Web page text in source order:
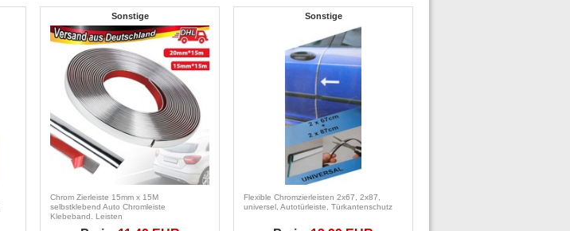
Sonstige
Chrom Zierleiste 15mm x 15M
selbstklebend Auto Chromleiste
Klebeband. Leisten
Sonstige
Flexible Chromzierleisten 2x67, 2x87,
universel, Autotürleiste, Türkantenschutz